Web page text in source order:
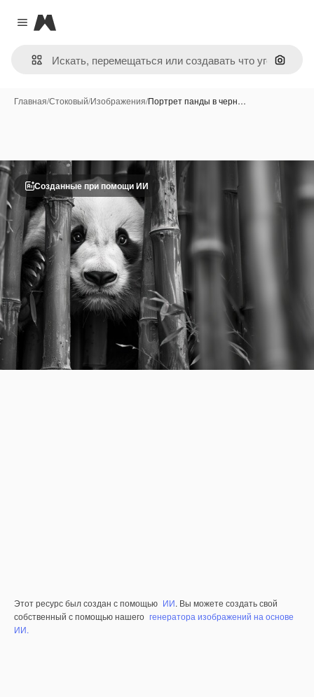
Close menu
Magnific
Поиск
Главная/Стоковый/Изображения/Портрет панды в черн…
Созданные при помощи ИИ
Этот ресурс был создан с помощью ИИ. Вы можете создать свой
собственный с помощью нашего генератора изображений на основе
ИИ.